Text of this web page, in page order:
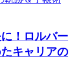
！ロルバー
キャリアの